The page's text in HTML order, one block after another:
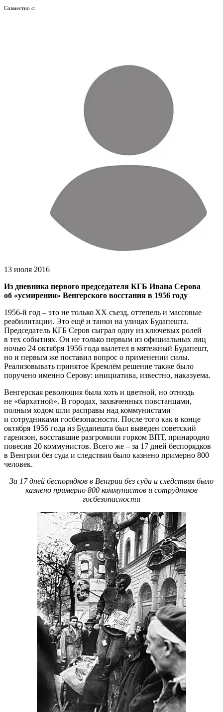
Совместно с:
13 июля 2016
Из дневника первого председателя КГБ Ивана Серова
об «усмирении» Венгерского восстания в 1956 году
1956-й год – это не только ХХ съезд, оттепель и массовые
реабилитации. Это ещё и танки на улицах Будапешта.
Председатель КГБ Серов сыграл одну из ключевых ролей
в тех событиях. Он не только первым из официальных лиц
ночью 24 октября 1956 года вылетел в мятежный Будапешт,
но и первым же поставил вопрос о применении силы.
Реализовывать принятое Кремлём решение также было
поручено именно Серову: инициатива, известно, наказуема.
Венгерская революция была хоть и цветной, но отнюдь
не «бархатной». В городах, захваченных повстанцами,
полным ходом шли расправы над коммунистами
и сотрудниками госбезопасности. После того как в конце
октября 1956 года из Будапешта был выведен советский
гарнизон, восставшие разгромили горком ВПТ, принародно
повесив 20 коммунистов. Всего же – за 17 дней беспорядков
в Венгрии без суда и следствия было казнено примерно 800
человек.
За 17 дней беспорядков в Венгрии без суда и следствия было
казнено примерно 800 коммунистов и сотрудников
госбезопасности